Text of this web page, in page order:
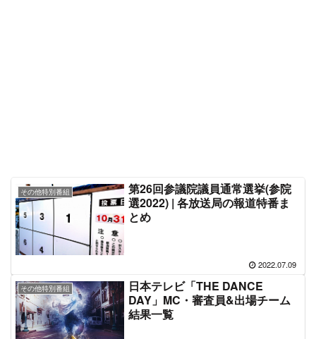
その他特別番組
第26回参議院議員通常選挙(参院
選2022) | 各放送局の報道特番ま
とめ
2022.07.09
その他特別番組
日本テレビ「THE DANCE
DAY」MC・審査員&出場チーム
結果一覧